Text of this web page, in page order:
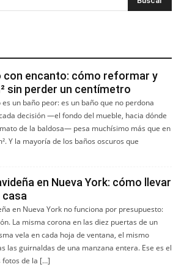
con encanto: cómo reformar y
sin perder un centímetro
un baño peor: es un baño que no perdona
decisión —el fondo del mueble, hacia dónde
de la baldosa— pesa muchísimo más que en
Y la mayoría de los baños oscuros que
en Nueva York: cómo llevar
casa
en Nueva York no funciona por presupuesto:
La misma corona en las diez puertas de un
vela en cada hoja de ventana, el mismo
las guirnaldas de una manzana entera. Ese es el
fotos de la […]